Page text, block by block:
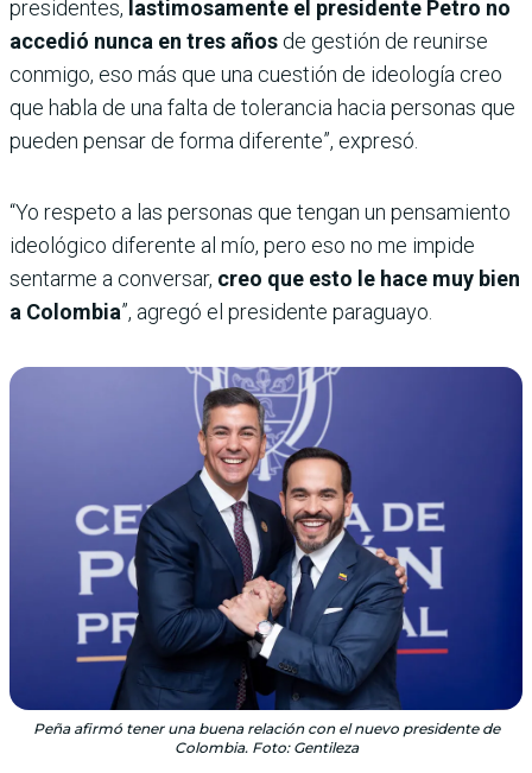
presidentes, lastimosamente el presidente Petro no
accedió nunca en tres años de gestión de reunirse
conmigo, eso más que una cuestión de ideología creo
que habla de una falta de tolerancia hacia personas que
pueden pensar de forma diferente”, expresó.
“Yo respeto a las personas que tengan un pensamiento
ideológico diferente al mío, pero eso no me impide
sentarme a conversar, creo que esto le hace muy bien
a Colombia”, agregó el presidente paraguayo.
Peña afirmó tener una buena relación con el nuevo presidente de
Colombia. Foto: Gentileza